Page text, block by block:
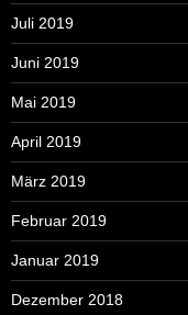
Juli 2019
Juni 2019
Mai 2019
April 2019
März 2019
Februar 2019
Januar 2019
Dezember 2018